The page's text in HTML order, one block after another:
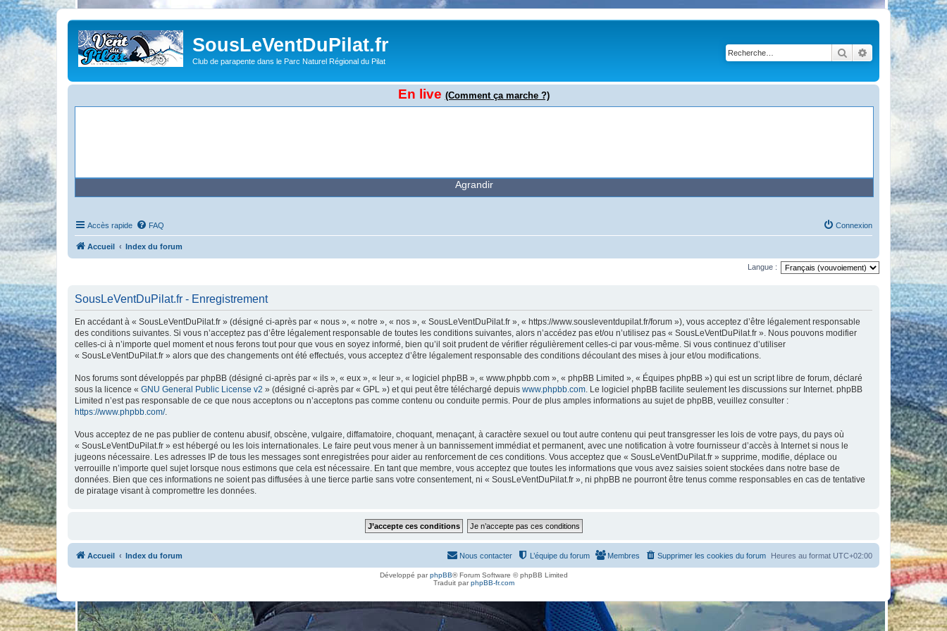
SousLeVentDuPilat.fr
Club de parapente dans le Parc Naturel Régional du Pilat
RechercherRecherche
En live (Comment ça marche ?)
Agrandir
Accès rapide FAQ Connexion
Accueil Index du forum
Langue :
SousLeVentDuPilat.fr - Enregistrement
En accédant à « SousLeVentDuPilat.fr » (désigné ci-après par « nous », « notre », « nos », « SousLeVentDuPilat.fr », « https://www.sousleventdupilat.fr/forum »), vous acceptez d’être légalement responsable
des conditions suivantes. Si vous n’acceptez pas d’être légalement responsable de toutes les conditions suivantes, alors n’accédez pas et/ou n’utilisez pas « SousLeVentDuPilat.fr ». Nous pouvons modifier
celles-ci à n’importe quel moment et nous ferons tout pour que vous en soyez informé, bien qu’il soit prudent de vérifier régulièrement celles-ci par vous-même. Si vous continuez d’utiliser
« SousLeVentDuPilat.fr » alors que des changements ont été effectués, vous acceptez d’être légalement responsable des conditions découlant des mises à jour et/ou modifications.
Nos forums sont développés par phpBB (désigné ci-après par « ils », « eux », « leur », « logiciel phpBB », « www.phpbb.com », « phpBB Limited », « Équipes phpBB ») qui est un script libre de forum, déclaré
sous la licence « GNU General Public License v2 » (désigné ci-après par « GPL ») et qui peut être téléchargé depuis www.phpbb.com. Le logiciel phpBB facilite seulement les discussions sur Internet. phpBB
Limited n’est pas responsable de ce que nous acceptons ou n’acceptons pas comme contenu ou conduite permis. Pour de plus amples informations au sujet de phpBB, veuillez consulter :
https://www.phpbb.com/.
Vous acceptez de ne pas publier de contenu abusif, obscène, vulgaire, diffamatoire, choquant, menaçant, à caractère sexuel ou tout autre contenu qui peut transgresser les lois de votre pays, du pays où
« SousLeVentDuPilat.fr » est hébergé ou les lois internationales. Le faire peut vous mener à un bannissement immédiat et permanent, avec une notification à votre fournisseur d’accès à Internet si nous le
jugeons nécessaire. Les adresses IP de tous les messages sont enregistrées pour aider au renforcement de ces conditions. Vous acceptez que « SousLeVentDuPilat.fr » supprime, modifie, déplace ou
verrouille n’importe quel sujet lorsque nous estimons que cela est nécessaire. En tant que membre, vous acceptez que toutes les informations que vous avez saisies soient stockées dans notre base de
données. Bien que ces informations ne soient pas diffusées à une tierce partie sans votre consentement, ni « SousLeVentDuPilat.fr », ni phpBB ne pourront être tenus comme responsables en cas de tentative
de piratage visant à compromettre les données.
Accueil Index du forum Heures au format UTC+02:00
Supprimer les cookies du forum
Membres
L’équipe du forum
Nous contacter
Développé parphpBB® Forum Software © phpBB Limited
Traduit parphpBB-fr.com